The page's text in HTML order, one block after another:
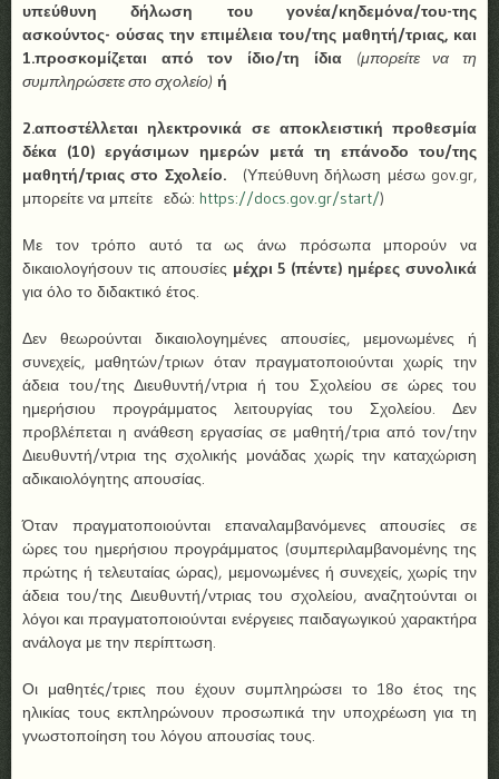
υπεύθυνη δήλωση του γονέα/κηδεμόνα/του-της
ασκούντος- ούσας την επιμέλεια του/της μαθητή/τριας, και
1.προσκομίζεται από τον ίδιο/τη ίδια (μπορείτε να τη
συμπληρώσετε στο σχολείο) ή
2.αποστέλλεται ηλεκτρονικά σε αποκλειστική προθεσμία
δέκα (10) εργάσιμων ημερών μετά τη επάνοδο του/της
μαθητή/τριας στο Σχολείο. (Υπεύθυνη δήλωση μέσω gov.gr,
μπορείτε να μπείτε εδώ: https://docs.gov.gr/start/)
Με τον τρόπο αυτό τα ως άνω πρόσωπα μπορούν να
δικαιολογήσουν τις απουσίες μέχρι 5 (πέντε) ημέρες συνολικά
για όλο το διδακτικό έτος.
Δεν θεωρούνται δικαιολογημένες απουσίες, μεμονωμένες ή
συνεχείς, μαθητών/τριων όταν πραγματοποιούνται χωρίς την
άδεια του/της Διευθυντή/ντρια ή του Σχολείου σε ώρες του
ημερήσιου προγράμματος λειτουργίας του Σχολείου. Δεν
προβλέπεται η ανάθεση εργασίας σε μαθητή/τρια από τον/την
Διευθυντή/ντρια της σχολικής μονάδας χωρίς την καταχώριση
αδικαιολόγητης απουσίας.
Όταν πραγματοποιούνται επαναλαμβανόμενες απουσίες σε
ώρες του ημερήσιου προγράμματος (συμπεριλαμβανομένης της
πρώτης ή τελευταίας ώρας), μεμονωμένες ή συνεχείς, χωρίς την
άδεια του/της Διευθυντή/ντριας του σχολείου, αναζητούνται οι
λόγοι και πραγματοποιούνται ενέργειες παιδαγωγικού χαρακτήρα
ανάλογα με την περίπτωση.
Οι μαθητές/τριες που έχουν συμπληρώσει το 18ο έτος της
ηλικίας τους εκπληρώνουν προσωπικά την υποχρέωση για τη
γνωστοποίηση του λόγου απουσίας τους.